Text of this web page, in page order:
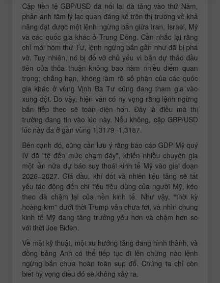
Cặp tiền tệ GBP/USD đã nối lại đà tăng vào thứ Năm,
phản ánh tâm lý lạc quan đáng kể trên thị trường về khả
năng đạt được một lệnh ngừng bắn giữa Iran, Israel, Mỹ
và các quốc gia khác ở Trung Đông. Cần nhắc lại rằng
chỉ mới hôm thứ Tư, lệnh ngừng bắn gần như đã bị phá
vỡ. Tuy nhiên, nó bị đổ vỡ chủ yếu vì bản dự thảo đầu
tiên của thỏa thuận không bao hàm nhiều điểm quan
trọng; chẳng hạn, không làm rõ số phận của các quốc
gia khác ở vùng Vịnh Ba Tư cũng đang tham gia vào
xung đột. Do vậy, hiện vẫn có hy vọng rằng lệnh ngừng
bắn tiếp theo sẽ toàn diện hơn. Đây là điều mà thị
trường đang tin vào lúc này. Nếu không, cặp GBP/USD
lúc này đã ở gần vùng 1,3179–1,3187.
Bên cạnh đó, cũng cần lưu ý rằng báo cáo GDP Mỹ quý
IV đã "tệ đến mức chạm đáy", khiến nhiều chuyên gia
một lần nữa dự báo suy thoái kinh tế Mỹ vào giai đoạn
2026–2027. Giá dầu, khí đốt và nhiên liệu tăng sẽ tất
yếu tác động đến chi tiêu tiêu dùng của người Mỹ, kéo
theo đà chậm lại của nền kinh tế. Như vậy, “thời kỳ
hoàng kim” dưới thời Trump vẫn chưa tới, và nhìn chung
kinh tế Mỹ đang tăng trưởng yếu hơn và chậm hơn so
với thời Joe Biden.
Về mặt kỹ thuật, một xu hướng tăng đang hình thành, và
đồng bảng Anh có thể tiếp tục đi lên chừng nào lệnh
ngừng bắn chưa hoàn toàn sụp đổ. Chúng ta chỉ còn
biết hy vọng điều đó sẽ không xảy ra.